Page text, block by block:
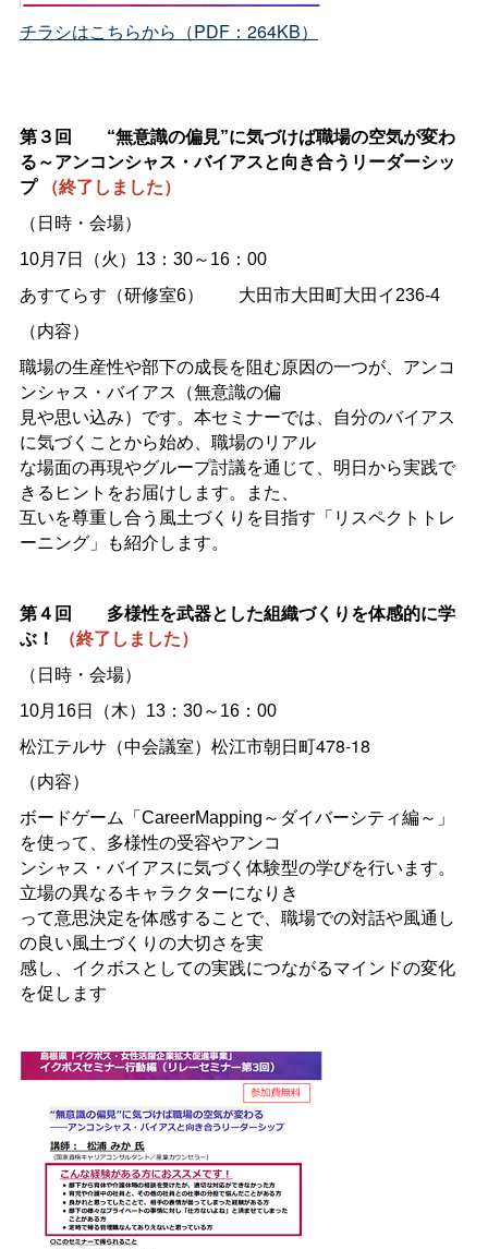
チラシはこちらから（PDF：264KB）
第３回
“無意識の偏見”に気づけば職場の空気が変わ
る～アンコンシャス・バイアスと向き合うリーダーシッ
プ
（終了しました）
（日時・会場）
10月7日（火）13：30～16：00
あすてらす（研修室6）
大田市大田町大田イ236-4
（内容）
職場の生産性や部下の成長を阻む原因の一つが、アンコ
ンシャス・バイアス（無意識の偏
見や思い込み）です。本セミナーでは、自分のバイアス
に気づくことから始め、職場のリアル
な場面の再現やグループ討議を通じて、明日から実践で
きるヒントをお届けします。また、
互いを尊重し合う風土づくりを目指す「リスペクトトレ
ーニング」も紹介します。
第４回
多様性を武器とした組織づくりを体感的に学
ぶ！
（終了しました）
（日時・会場）
10月16日（木）13：30～16：00
松江テルサ（中会議室）松江市朝日町478-18
（内容）
ボードゲーム「CareerMapping～ダイバーシティ編～」
を使って、多様性の受容やアンコ
ンシャス・バイアスに気づく体験型の学びを行います。
立場の異なるキャラクターになりき
って意思決定を体感することで、職場での対話や風通し
の良い風土づくりの大切さを実
感し、イクボスとしての実践につながるマインドの変化
を促します